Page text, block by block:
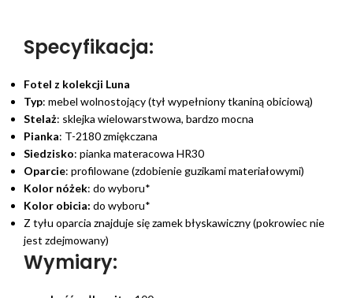
Specyfikacja:
Fotel z kolekcji Luna
Typ: mebel wolnostojący (tył wypełniony tkaniną obiciową)
Stelaż: sklejka wielowarstwowa, bardzo mocna
Pianka: T-2180 zmiękczana
Siedzisko: pianka materacowa HR30
Oparcie: profilowane (zdobienie guzikami materiałowymi)
Kolor nóżek: do wyboru*
Kolor obicia: do wyboru*
Z tyłu oparcia znajduje się zamek błyskawiczny (pokrowiec nie
jest zdejmowany)
Wymiary: